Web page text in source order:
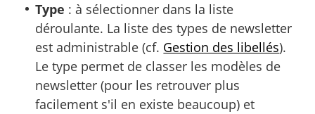
Type : à sélectionner dans la liste
déroulante. La liste des types de newsletter
est administrable (cf. Gestion des libellés).
Le type permet de classer les modèles de
newsletter (pour les retrouver plus
facilement s'il en existe beaucoup) et